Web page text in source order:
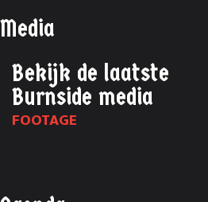
Media
Bekijk de laatste
Burnside media
FOOTAGE